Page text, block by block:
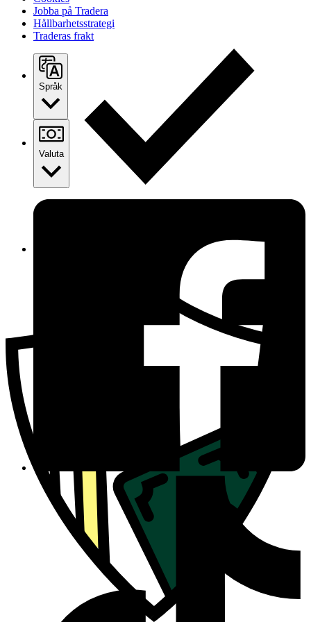
Jobba på Tradera
Hållbarhetsstrategi
Traderas frakt
Språk
Valuta